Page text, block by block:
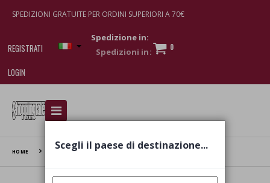
SPEDIZIONI GRATUITE PER ORDINI SUPERIORI A 70€
REGISTRATI
LOGIN
Spedizione in:
0
I am doing used car sales, in order to show my
various brand-name watches, which of course are
HOME REGISTRAZIONE
Scegli il paese di destinazione...